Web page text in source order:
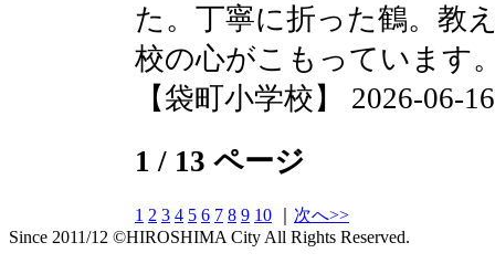
た。丁寧に折った鶴。教
校の心がこもっています
【袋町小学校】 2026-06-
1 / 13 ページ
1 2 3 4 5 6 7 8 9 10
次へ>>
Since 2011/12 ©HIROSHIMA City All Rights Reserved.